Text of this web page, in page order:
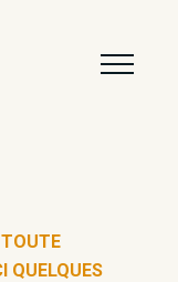
QUELQUES